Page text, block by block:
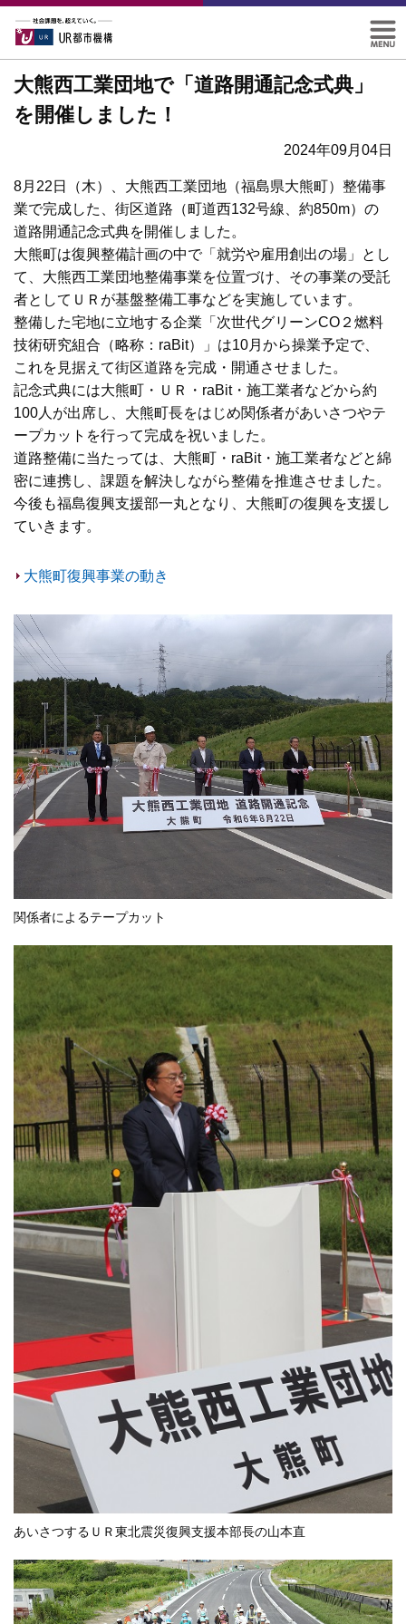
大熊西工業団地で「道路開通記念式典」
を開催しました！
2024年09月04日
8月22日（木）、大熊西工業団地（福島県大熊町）整備事
業で完成した、街区道路（町道西132号線、約850m）の
道路開通記念式典を開催しました。
大熊町は復興整備計画の中で「就労や雇用創出の場」とし
て、大熊西工業団地整備事業を位置づけ、その事業の受託
者としてＵＲが基盤整備工事などを実施しています。
整備した宅地に立地する企業「次世代グリーンCO２燃料
技術研究組合（略称：raBit）」は10月から操業予定で、
これを見据えて街区道路を完成・開通させました。
記念式典には大熊町・ＵＲ・raBit・施工業者などから約
100人が出席し、大熊町長をはじめ関係者があいさつやテ
ープカットを行って完成を祝いました。
道路整備に当たっては、大熊町・raBit・施工業者などと綿
密に連携し、課題を解決しながら整備を推進させました。
今後も福島復興支援部一丸となり、大熊町の復興を支援し
ていきます。
大熊町復興事業の動き
関係者によるテープカット
あいさつするＵＲ東北震災復興支援本部長の山本直